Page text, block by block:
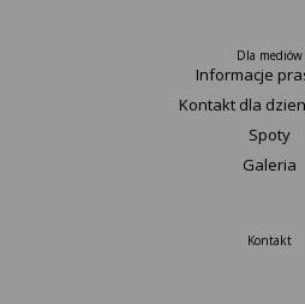
Dla mediów
Informacje
Kontakt dla
Spoty
Galeria
Kontakt